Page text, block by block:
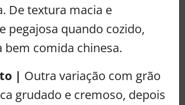
De textura macia e
pegajosa quando cozido,
bem comida chinesa.
| Outra variação com grão
grudado e cremoso, depois